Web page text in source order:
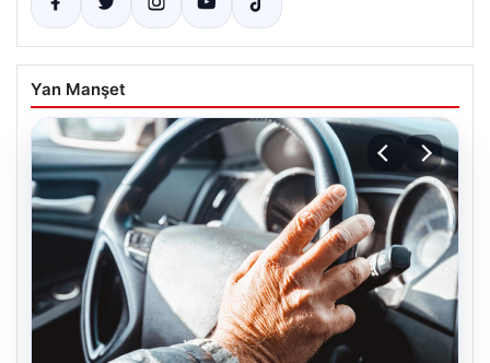
Yan Manşet